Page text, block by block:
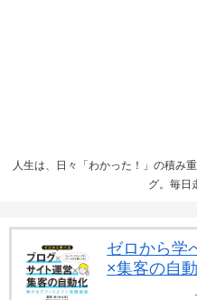
人生は、日々「わかった！」の積み
グ。毎日
ゼロから学
×集客の自